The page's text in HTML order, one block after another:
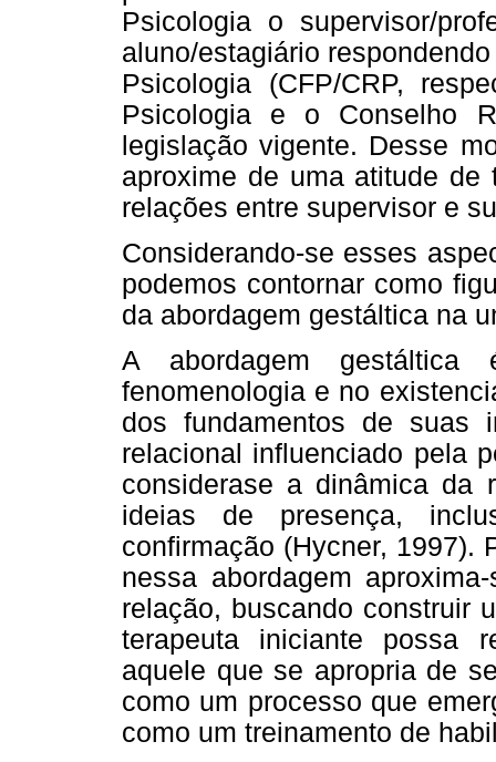
Psicologia o supervisor/
aluno/estagiário
Psicologia (CFP/CRP,
Psicologia e o Conselho
legislação vigente. Desse
aproxime de uma atitude
relações entre supervisor e
Considerando-se esses
podemos contornar como
da abordagem gestáltica na
A abordagem gestáltica
fenomenologia e no
dos fundamentos de suas
relacional influenciado pela
considerase a dinâmica da
ideias de presença,
confirmação (Hycner, 1997).
nessa abordagem
relação, buscando construir
terapeuta iniciante possa
aquele que se apropria de
como um processo que
como um treinamento de